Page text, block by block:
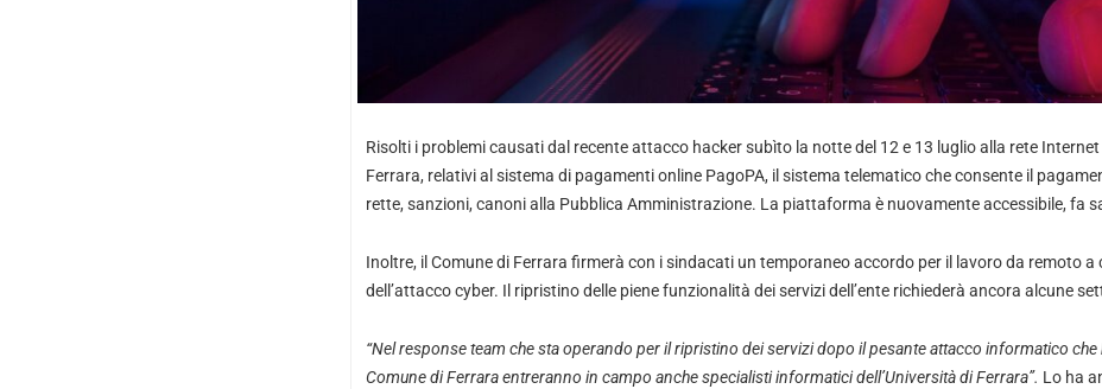
Risolti i problemi causati dal recente attacco hacker subìto la notte del 12 e 13 luglio alla rete Internet
Ferrara, relativi al sistema di pagamenti online PagoPA, il sistema telematico che consente il
rette, sanzioni, canoni alla Pubblica Amministrazione. La piattaforma è nuovamente accessibile, fa
Inoltre, il Comune di Ferrara firmerà con i sindacati un temporaneo accordo per il lavoro da remoto a
dell’attacco cyber. Il ripristino delle piene funzionalità dei servizi dell’ente richiederà ancora alcune
“Nel response team che sta operando per il ripristino dei servizi dopo il pesante attacco informatico che
Comune di Ferrara entreranno in campo anche specialisti informatici dell’Università di Ferrara”. Lo ha